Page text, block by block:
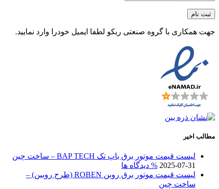
جهت همکاری با گروه صنعتی ربکو لطفا ایمیل خودرا وارد نمایید.
مطالب اخیر
لیست قیمت موتور برق باپ تک BAP TECH – ساخت چین
2025-07-31 % دیدگاه ها
لیست قیمت موتور برق روبن ROBEN (طرح روبین) –
ساخت چین